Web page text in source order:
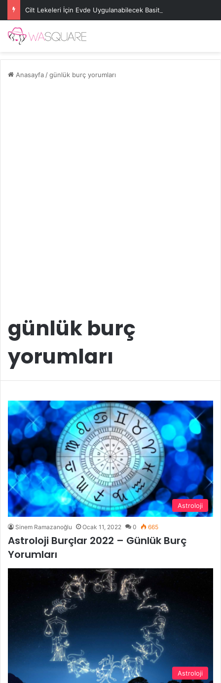
Cilt Lekeleri İçin Evde Uygulanabilecek Basit Maskeler
Anasayfa/günlük burç yorumları
günlük burç
yorumları
Astroloji
Sinem Ramazanoğlu Ocak 11, 2022 0 665
Astroloji Burçlar 2022 – Günlük Burç
Yorumları
Astroloji